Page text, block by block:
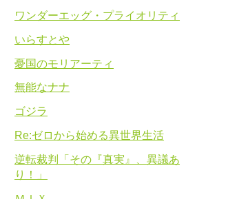
ワンダーエッグ・プライオリティ
いらすとや
憂国のモリアーティ
無能なナナ
ゴジラ
Re:ゼロから始める異世界生活
逆転裁判「その『真実』、異議あ
り！」